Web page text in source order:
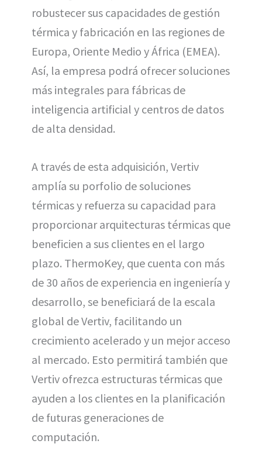
robustecer sus capacidades de gestión
térmica y fabricación en las regiones de
Europa, Oriente Medio y África (EMEA).
Así, la empresa podrá ofrecer soluciones
más integrales para fábricas de
inteligencia artificial y centros de datos
de alta densidad.
A través de esta adquisición, Vertiv
amplía su porfolio de soluciones
térmicas y refuerza su capacidad para
proporcionar arquitecturas térmicas que
beneficien a sus clientes en el largo
plazo. ThermoKey, que cuenta con más
de 30 años de experiencia en ingeniería y
desarrollo, se beneficiará de la escala
global de Vertiv, facilitando un
crecimiento acelerado y un mejor acceso
al mercado. Esto permitirá también que
Vertiv ofrezca estructuras térmicas que
ayuden a los clientes en la planificación
de futuras generaciones de
computación.